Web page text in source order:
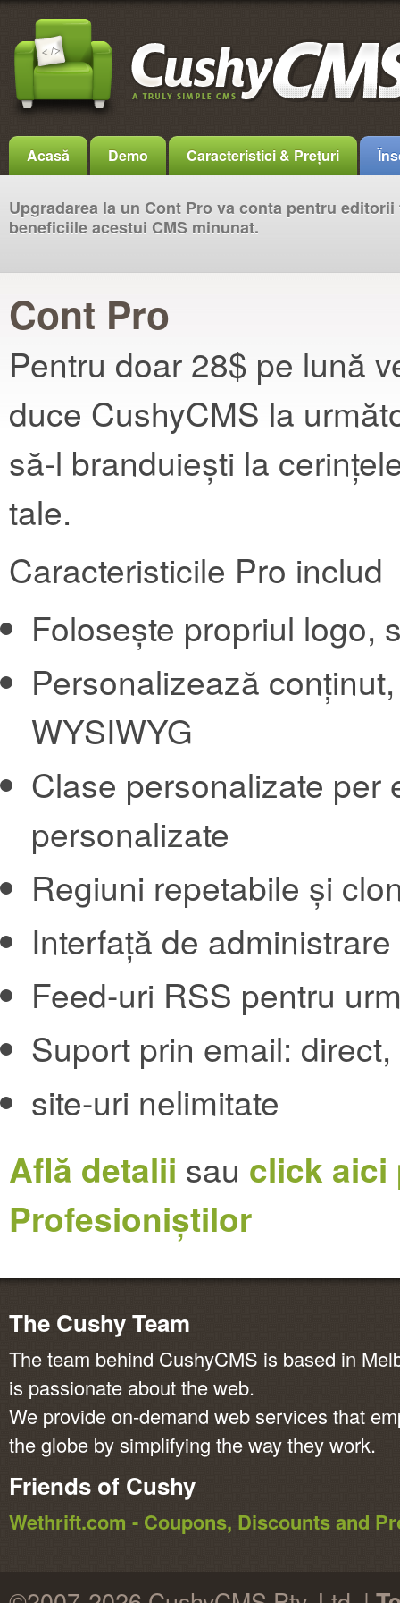
Acasă Demo Caracteristici & Prețuri
Upgradarea la un Cont Pro va conta pentru
beneficiile acestui CMS minunat.
Cont Pro
Pentru doar 28$ pe lună
duce CushyCMS la
să-l branduiești la
tale.
Caracteristicile Pro includ
Folosește propriul logo,
Personalizează
WYSIWYG
Clase personalizate per
personalizate
Regiuni repetabile și
Interfață de
Feed-uri RSS pentru
Suport prin email:
site-uri nelimitate
Află detalii sau click aici
Profesioniștilor
The Cushy Team
The team behind CushyCMS is based in
is passionate about the web.
We provide on-demand web services that
the globe by simplifying the way they work.
Friends of Cushy
Wethrift.com - Coupons, Discounts and